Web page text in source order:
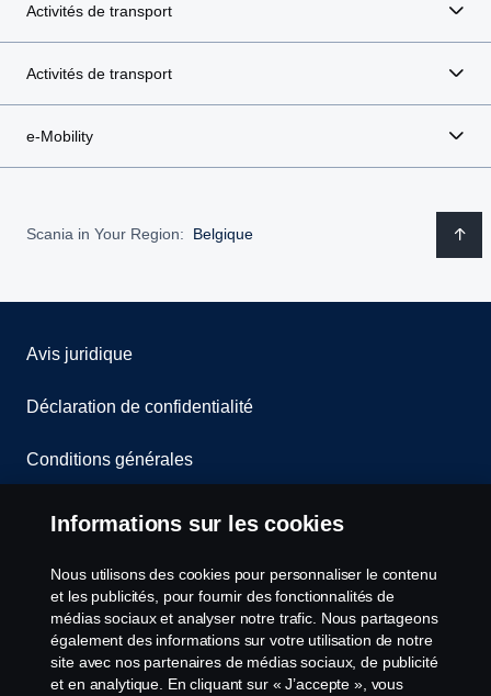
Activités de transport
Activités de transport
e-Mobility
Scania in Your Region: Belgique
Avis juridique
Déclaration de confidentialité
Conditions générales
Contactez-nous
Le système de lancement d'alerte
Politique de cookies
Paramètres des cookies
Informations sur les cookies
Nous utilisons des cookies pour personnaliser le contenu
et les publicités, pour fournir des fonctionnalités de
médias sociaux et analyser notre trafic. Nous partageons
également des informations sur votre utilisation de notre
site avec nos partenaires de médias sociaux, de publicité
et en analytique. En cliquant sur « J’accepte », vous